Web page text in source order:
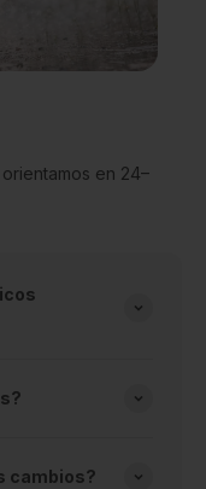
en 24–
cambios?